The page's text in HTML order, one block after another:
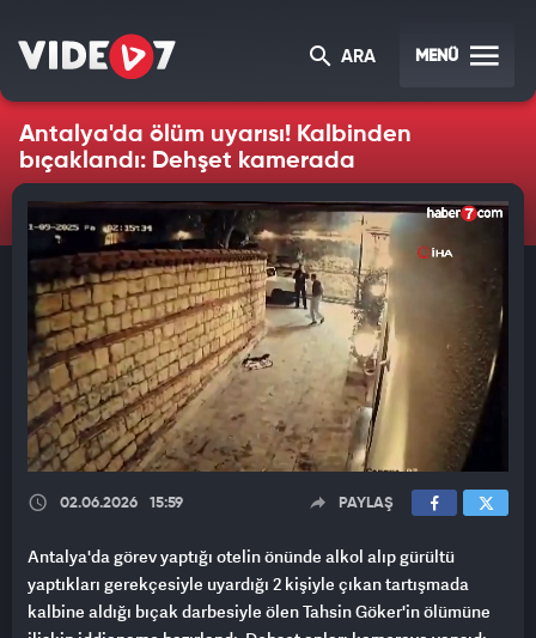
ARA MENÜ
Antalya'da ölüm uyarısı! Kalbinden
bıçaklandı: Dehşet kamerada
02.06.2026 15:59 PAYLAŞ
Antalya'da görev yaptığı otelin önünde alkol alıp gürültü
yaptıkları gerekçesiyle uyardığı 2 kişiyle çıkan tartışmada
kalbine aldığı bıçak darbesiyle ölen Tahsin Göker'in ölümüne